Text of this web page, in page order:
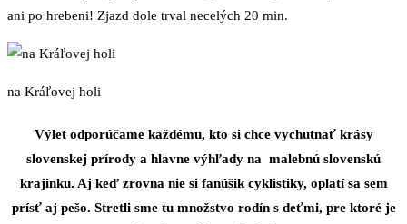
ani po hrebeni! Zjazd dole trval necelých 20 min.
na Kráľovej holi
Výlet odporúčame každému, kto si chce vychutnať krásy
slovenskej prírody a hlavne výhľady na malebnú slovenskú
krajinku. Aj keď zrovna nie si fanúšik cyklistiky, oplatí sa sem
prísť aj pešo. Stretli sme tu množstvo rodín s deťmi, pre ktoré je